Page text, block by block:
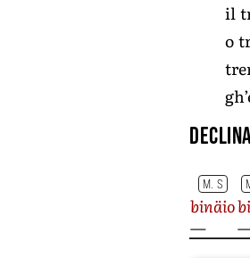
il
o
M. S
binäio
—